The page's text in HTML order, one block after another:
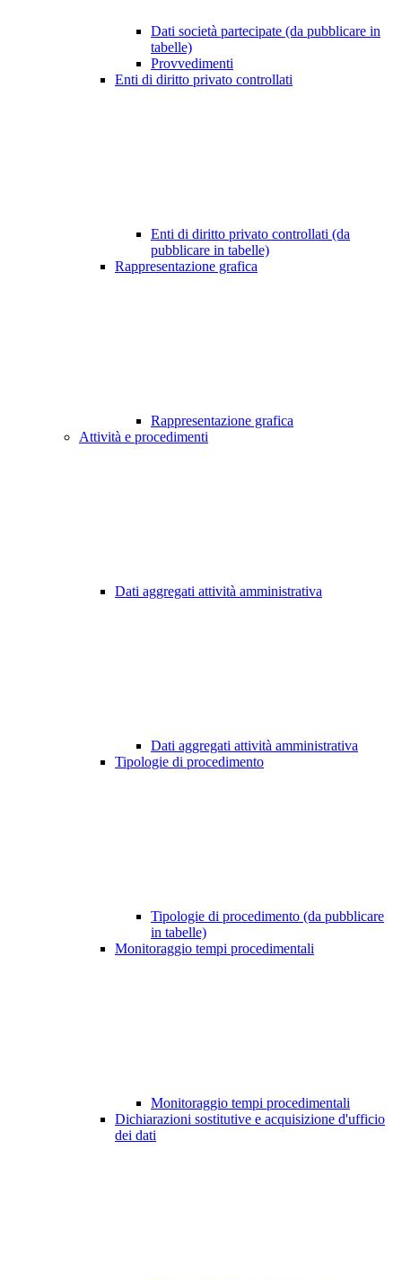
Dati società partecipate (da pubblicare in
tabelle)
Provvedimenti
Enti di diritto privato controllati
Enti di diritto privato controllati (da
pubblicare in tabelle)
Rappresentazione grafica
Rappresentazione grafica
Attività e procedimenti
Dati aggregati attività amministrativa
Dati aggregati attività amministrativa
Tipologie di procedimento
Tipologie di procedimento (da pubblicare
in tabelle)
Monitoraggio tempi procedimentali
Monitoraggio tempi procedimentali
Dichiarazioni sostitutive e acquisizione d'ufficio
dei dati